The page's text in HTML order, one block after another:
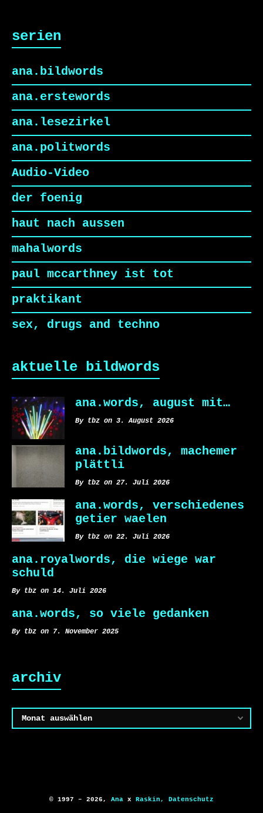
serien
ana.bildwords
ana.erstewords
ana.lesezirkel
ana.politwords
Audio-Video
der foenig
haut nach aussen
mahalwords
paul mccarthney ist tot
praktikant
sex, drugs and techno
aktuelle bildwords
ana.words, august mit…
By tbz on 3. August 2026
ana.bildwords, machemer
plättli
By tbz on 27. Juli 2026
ana.words, verschiedenes
getier waelen
By tbz on 22. Juli 2026
ana.royalwords, die wiege war
schuld
By tbz on 14. Juli 2026
ana.words, so viele gedanken
By tbz on 7. November 2025
archiv
Archiv
© 1997 – 2026, Ana x Raskin, Datenschutz